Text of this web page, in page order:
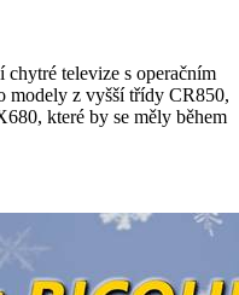
chytré televize s operačním
modely z vyšší třídy CR850,
které by se měly během